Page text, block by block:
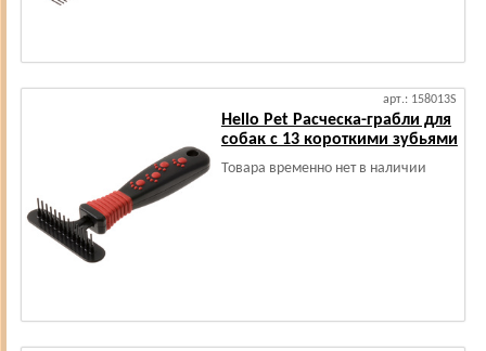
арт.: 158013S
Hello Pet Расческа-грабли для
собак с 13 короткими зубьями
Товара временно нет в наличии